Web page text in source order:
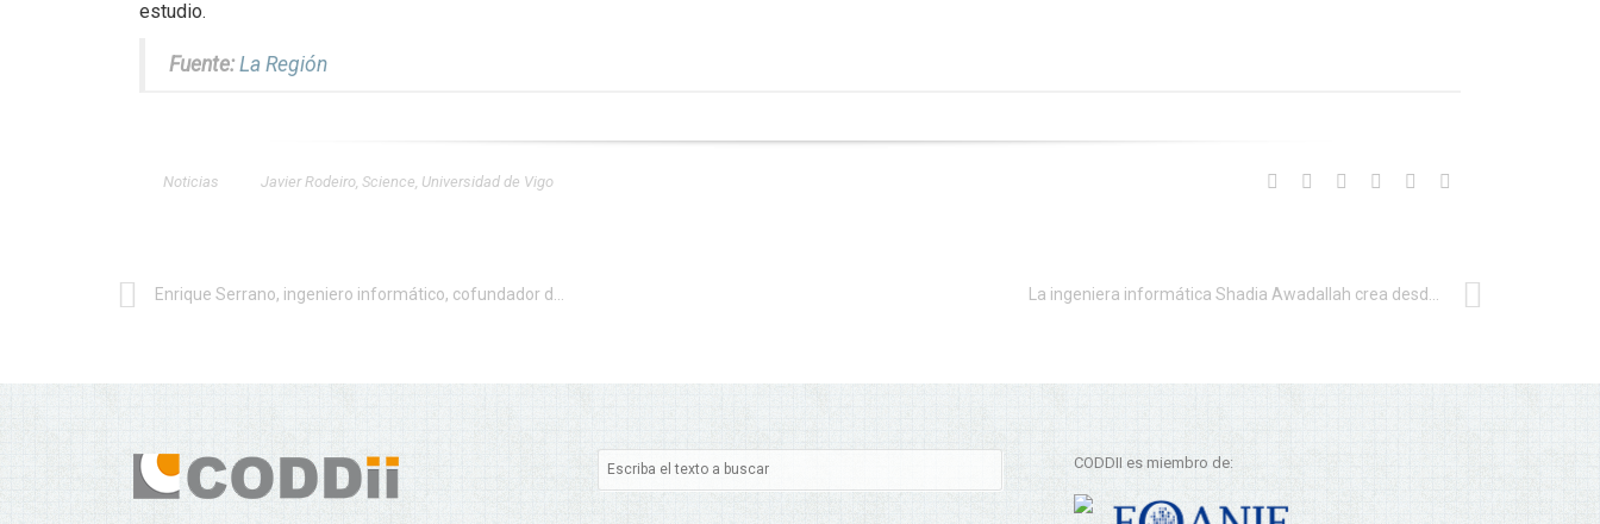
estudio.
Fuente: La Región
Noticias Javier Rodeiro Science Universidad de Vigo
CODDII es miembro de: